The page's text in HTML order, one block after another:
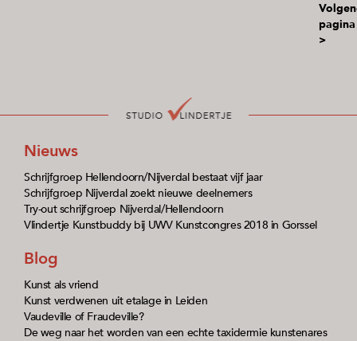
pagina
>
Nieuws
Schrijfgroep Hellendoorn/Nijverdal bestaat vijf jaar
Schrijfgroep Nijverdal zoekt nieuwe deelnemers
Try-out schrijfgroep Nijverdal/Hellendoorn
Vlindertje Kunstbuddy bij UWV Kunstcongres 2018 in Gorssel
Blog
Kunst als vriend
Kunst verdwenen uit etalage in Leiden
Vaudeville of Fraudeville?
De weg naar het worden van een echte taxidermie kunstenares